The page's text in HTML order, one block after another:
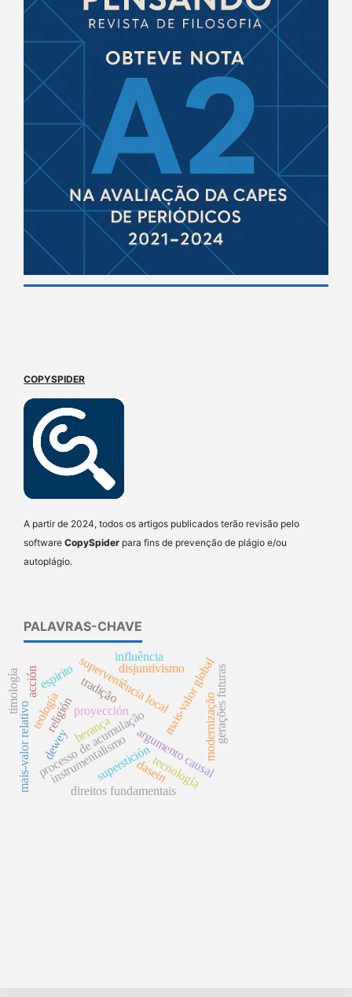
COPYSPIDER
A partir de 2024, todos os artigos publicados terão revisão pelo
software CopySpider para fins de prevenção de plágio e/ou
autoplágio.
PALAVRAS-CHAVE
argumento causal
superstición
proyección
processo de acumulação
mais-valor global
mais-valor relativo
superveniência local
disjuntivismo
religión
tecnología
instrumentalismo
dewey
teología
direitos fundamentais
espirito
influência
dasein
herança modernização
tradição gerações futuras
timología acción